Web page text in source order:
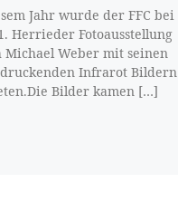
Jahr wurde der FFC bei
Herrieder Fotoausstellung
Michael Weber mit seinen
Infrarot Bildern
Bilder kamen […]